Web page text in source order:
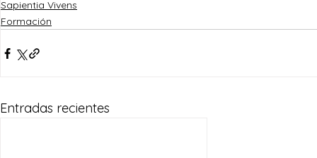
Sapientia Vivens
Formación
Entradas recientes